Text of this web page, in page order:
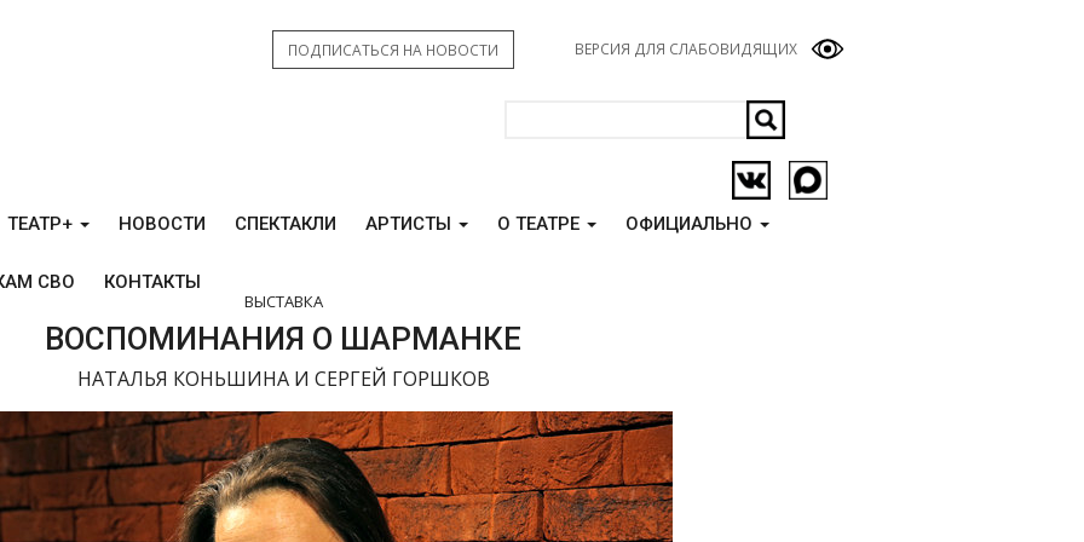
ВЕРСИЯ ДЛЯ СЛАБОВИДЯЩИХ
ПОДПИСАТЬСЯ НА НОВОСТИ
ТЕАТР+ НОВОСТИ СПЕКТАКЛИ АРТИСТЫ О ТЕАТРЕ ОФИЦИАЛЬНО
СВО
КОНТАКТЫ
ВЫСТАВКА
ВОСПОМИНАНИЯ О ШАРМАНКЕ
НАТАЛЬЯ КОНЬШИНА И СЕРГЕЙ ГОРШКОВ